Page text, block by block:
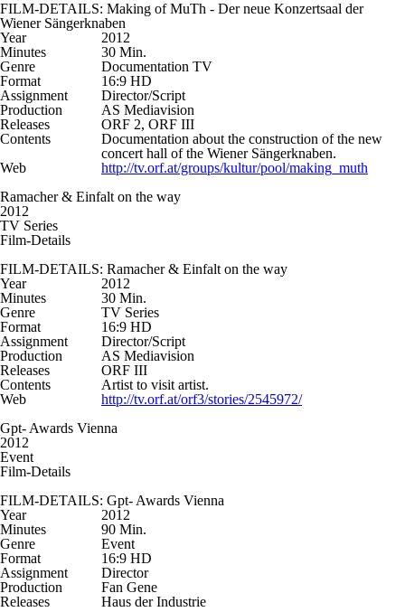
FILM-DETAILS: Making of MuTh - Der neue Konzertsaal der
Wiener Sängerknaben
Year
2012
Minutes
30 Min.
Genre
Documentation TV
Format
16:9 HD
Assignment
Director/Script
Production
AS Mediavision
Releases
ORF 2, ORF III
Contents
Documentation about the construction of the new
concert hall of the Wiener Sängerknaben.
Web
http://tv.orf.at/groups/kultur/pool/making_muth
Ramacher & Einfalt on the way
2012
TV Series
Film-Details
FILM-DETAILS: Ramacher & Einfalt on the way
Year
2012
Minutes
30 Min.
Genre
TV Series
Format
16:9 HD
Assignment
Director/Script
Production
AS Mediavision
Releases
ORF III
Contents
Artist to visit artist.
Web
http://tv.orf.at/orf3/stories/2545972/
Gpt- Awards Vienna
2012
Event
Film-Details
FILM-DETAILS: Gpt- Awards Vienna
Year
2012
Minutes
90 Min.
Genre
Event
Format
16:9 HD
Assignment
Director
Production
Fan Gene
Releases
Haus der Industrie